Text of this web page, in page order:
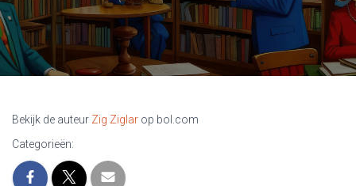
S
E
L
E
N
Bekijk de auteur Zig Ziglar op bol.com
Categorieën: